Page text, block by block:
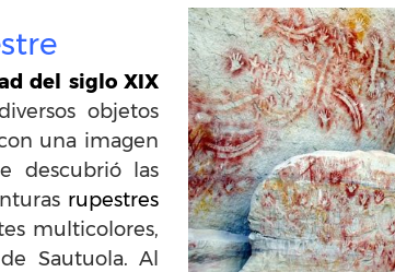
del siglo XIX
objetos
una imagen
descubrió las
rupestres
multicolores,
Sautuola. Al